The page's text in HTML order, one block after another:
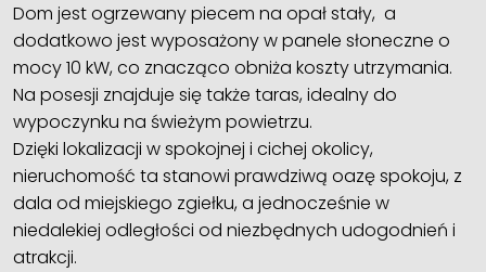
Dom jest ogrzewany piecem na opał stały, a
dodatkowo jest wyposażony w panele słoneczne o
mocy 10 kW, co znacząco obniża koszty utrzymania.
Na posesji znajduje się także taras, idealny do
wypoczynku na świeżym powietrzu.
Dzięki lokalizacji w spokojnej i cichej okolicy,
nieruchomość ta stanowi prawdziwą oazę spokoju, z
dala od miejskiego zgiełku, a jednocześnie w
niedalekiej odległości od niezbędnych udogodnień i
atrakcji.